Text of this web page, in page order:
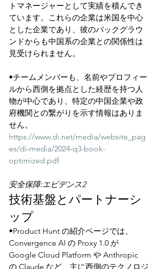
トマネージャーとして実績を積んでき
ています。これらの企業は米国を中心
とした企業であり、彼のバックグラウ
ンドからも中国系の企業との関係性は
見受けられません。
•チームメンバーも、名前やプロフィー
ルから西側を拠点とした経歴を持つ人
物が中心であり、特定の中国企業や政
府機関との繋がりを示す情報はありま
せん。
https://www.di.net/media/website_pag
es/di-media/2024-q3-book-
optimized.pdf
安全保障:エビデンス2
技術基盤とパートナーシ
ップ
•Product Hunt の紹介ページでは、
Convergence AI の Proxy 1.0 が
Google Cloud Platform や Anthropic
の Claude など、主に西側のテクノロジ